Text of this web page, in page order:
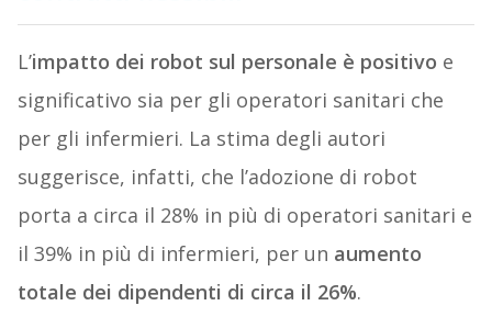
L’impatto dei robot sul personale è positivo e
significativo sia per gli operatori sanitari che
per gli infermieri. La stima degli autori
suggerisce, infatti, che l’adozione di robot
porta a circa il 28% in più di operatori sanitari e
il 39% in più di infermieri, per un aumento
totale dei dipendenti di circa il 26%.